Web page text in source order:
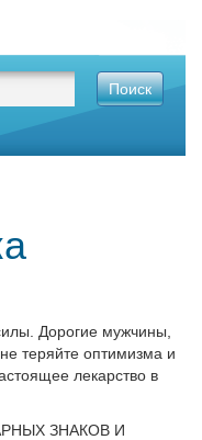
Поиск
Дорогие мужчины,
теряйте оптимизма и
лекарство в
ЗНАКОВ И